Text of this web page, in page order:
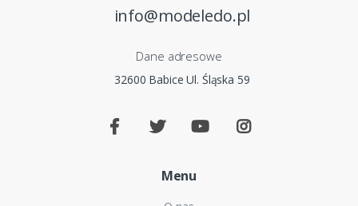
info@modeledo.pl
Dane adresowe
32600 Babice Ul. Śląska 59
Menu